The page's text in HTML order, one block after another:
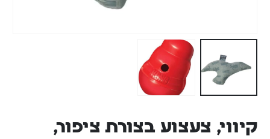
קיווי, צעצוע בצורת ציפור,